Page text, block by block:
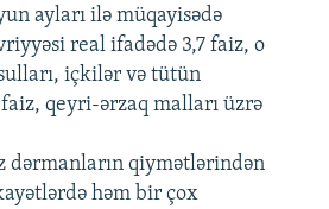
ayları ilə müqayisədə
real ifadədə 3,7 faiz, o
içkilər və tütün
qeyri-ərzaq malları üzrə
dərmanların qiymətlərindən
həm bir çox